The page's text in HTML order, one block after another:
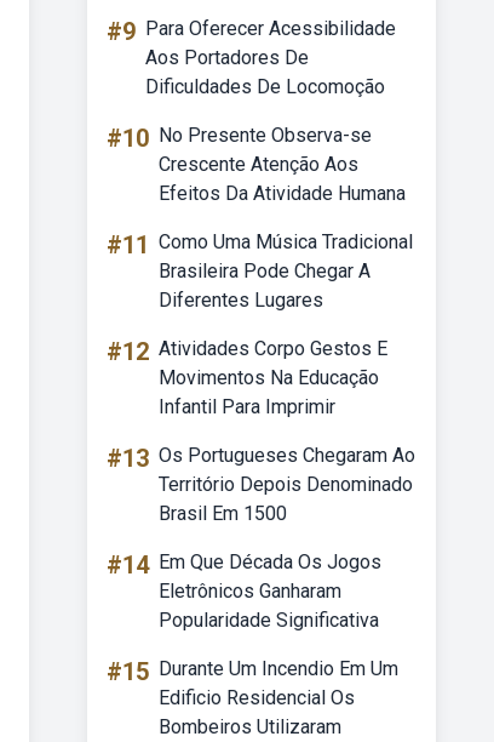
#9 Para Oferecer Acessibilidade
Aos Portadores De
Dificuldades De Locomoção
#10 No Presente Observa-se
Crescente Atenção Aos
Efeitos Da Atividade Humana
#11 Como Uma Música Tradicional
Brasileira Pode Chegar A
Diferentes Lugares
#12 Atividades Corpo Gestos E
Movimentos Na Educação
Infantil Para Imprimir
#13 Os Portugueses Chegaram Ao
Território Depois Denominado
Brasil Em 1500
#14 Em Que Década Os Jogos
Eletrônicos Ganharam
Popularidade Significativa
#15 Durante Um Incendio Em Um
Edificio Residencial Os
Bombeiros Utilizaram